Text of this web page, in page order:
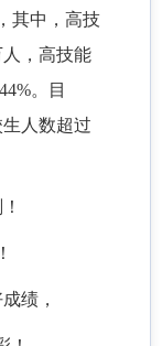
其中，高技
，高技能
。目
人数超过
绩，